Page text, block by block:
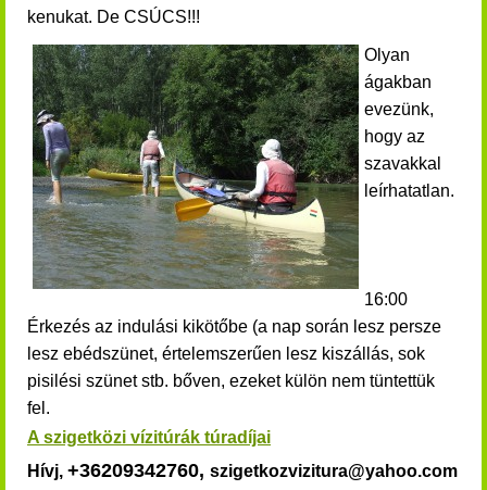
kenukat. De CSÚCS!!!
Olyan
ágakban
evezünk,
hogy az
szavakkal
leírhatatlan.
16:00
Érkezés az indulási kikötőbe (a nap során lesz persze
lesz ebédszünet, értelemszerűen lesz kiszállás, sok
pisilési szünet stb. bőven, ezeket külön nem tüntettük
fel.
A szigetközi vízitúrák túradíjai
Hívj, +36209342760, szigetkozvizitura@yahoo.com